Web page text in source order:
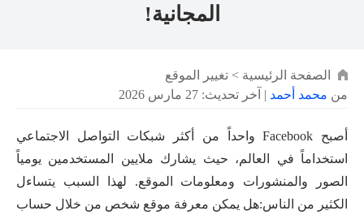
المجانية!
الصفحة الرئيسية > تغيير الموقع
من محمد أحمد | آخر تحديث: 27 مارس 2026
أصبح Facebook واحداً من أكثر شبكات التواصل الاجتماعي
استخداماً في العالم، حيث يشارك ملايين المستخدمين يومياً
الصور والمنشورات ومعلومات الموقع. لهذا السبب يتساءل
الكثير من الناس:هل يمكن معرفة موقع شخص من خلال حساب